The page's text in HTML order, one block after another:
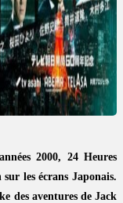
2000, 24 Heures
les écrans Japonais.
des aventures de Jack